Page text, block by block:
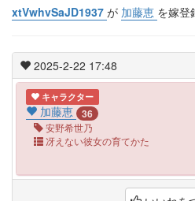
xtVwhvSaJD1937 が 加藤恵 を嫁登
2025-2-22 17:48
キャラクター
加藤恵 36
安野希世乃
冴えない彼女の育てかた